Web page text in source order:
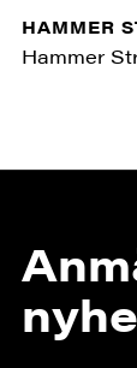
HAMMER
Hammer